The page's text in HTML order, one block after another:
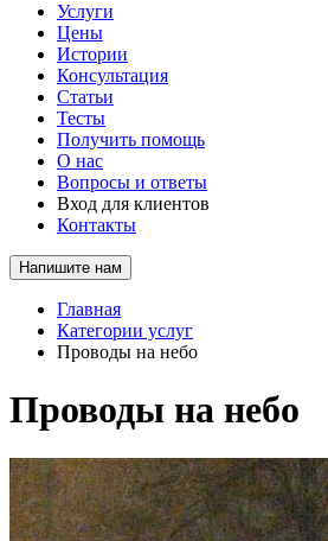
Услуги
Цены
Истории
Консультация
Статьи
Тесты
Получить помощь
О нас
Вопросы и ответы
Вход для клиентов
Контакты
Напишите нам
Главная
Категории услуг
Проводы на небо
Проводы на небо